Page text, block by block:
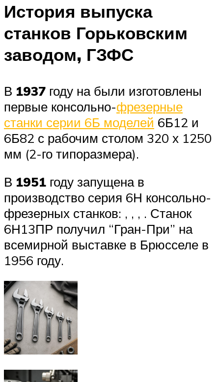
История выпуска
станков Горьковским
заводом, ГЗФС
В 1937 году на были изготовлены
первые консольно-фрезерные
станки серии 6Б моделей 6Б12 и
6Б82 с рабочим столом 320 х 1250
мм (2-го типоразмера).
В 1951 году запущена в
производство серия 6Н консольно-
фрезерных станков: , , , . Станок
6Н13ПР получил “Гран-При” на
всемирной выставке в Брюсселе в
1956 году.